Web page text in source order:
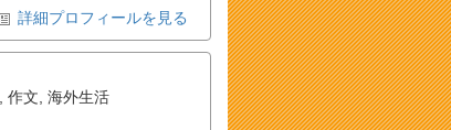
詳細プロフィールを見る
作文 海外生活